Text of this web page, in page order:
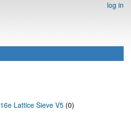
log in
16e Lattice Sieve V5 (0)